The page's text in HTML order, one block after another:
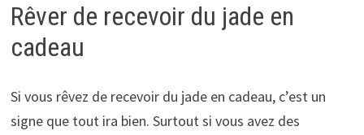
Rêver de recevoir du jade en
cadeau
Si vous rêvez de recevoir du jade en cadeau, c’est un
signe que tout ira bien. Surtout si vous avez des